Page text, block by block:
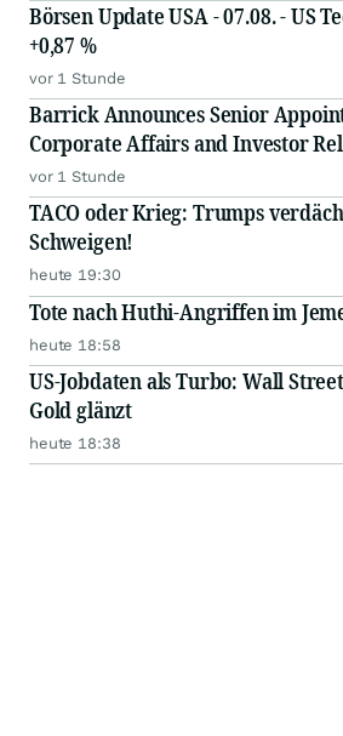
Börsen Update USA - 07.08. - US
+0,87 %
vor 1 Stunde
Barrick Announces Senior
Corporate Affairs and Investor
vor 1 Stunde
TACO oder Krieg: Trumps
Schweigen!
heute 19:30
Tote nach Huthi-Angriffen im
heute 18:58
US-Jobdaten als Turbo: Wall
Gold glänzt
heute 18:38